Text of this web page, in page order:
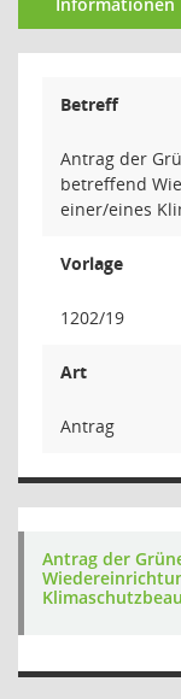
Betreff
Antrag der
betreffend
einer/eines
Vorlage
1202/19
Art
Antrag
Antrag der